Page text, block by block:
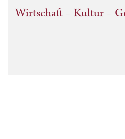
Wirtschaft – Kultur –